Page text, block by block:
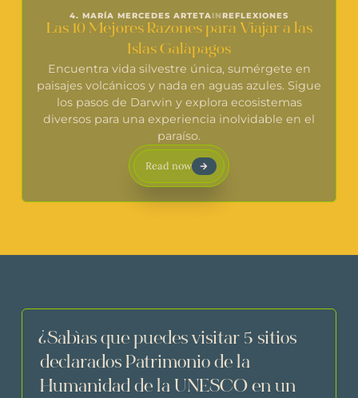
4. MARÍA MERCEDES ARTETAINREFLEXIONES
Las 10 Mejores Razones para Viajar a las
Islas Galápagos
Encuentra vida silvestre única, sumérgete en
paisajes volcánicos y nada en aguas azules. Sigue
los pasos de Darwin y explora ecosistemas
diversos para una experiencia inolvidable en el
paraíso.
Read now
¿Sabías que puedes visitar 5 sitios
declarados Patrimonio de la
Humanidad de la UNESCO en un